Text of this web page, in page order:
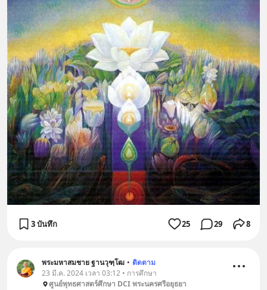
3 บันทึก 25 29 8
พระมหาสมชาย ฐานวุฑฺโฒ • ติดตาม
23 มี.ค. 2024 เวลา 03:12 • การศึกษา
ศูนย์พุทธศาสตร์ศึกษา DCI พระนครศรีอยุธยา